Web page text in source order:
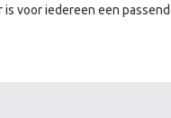
voor iedereen een